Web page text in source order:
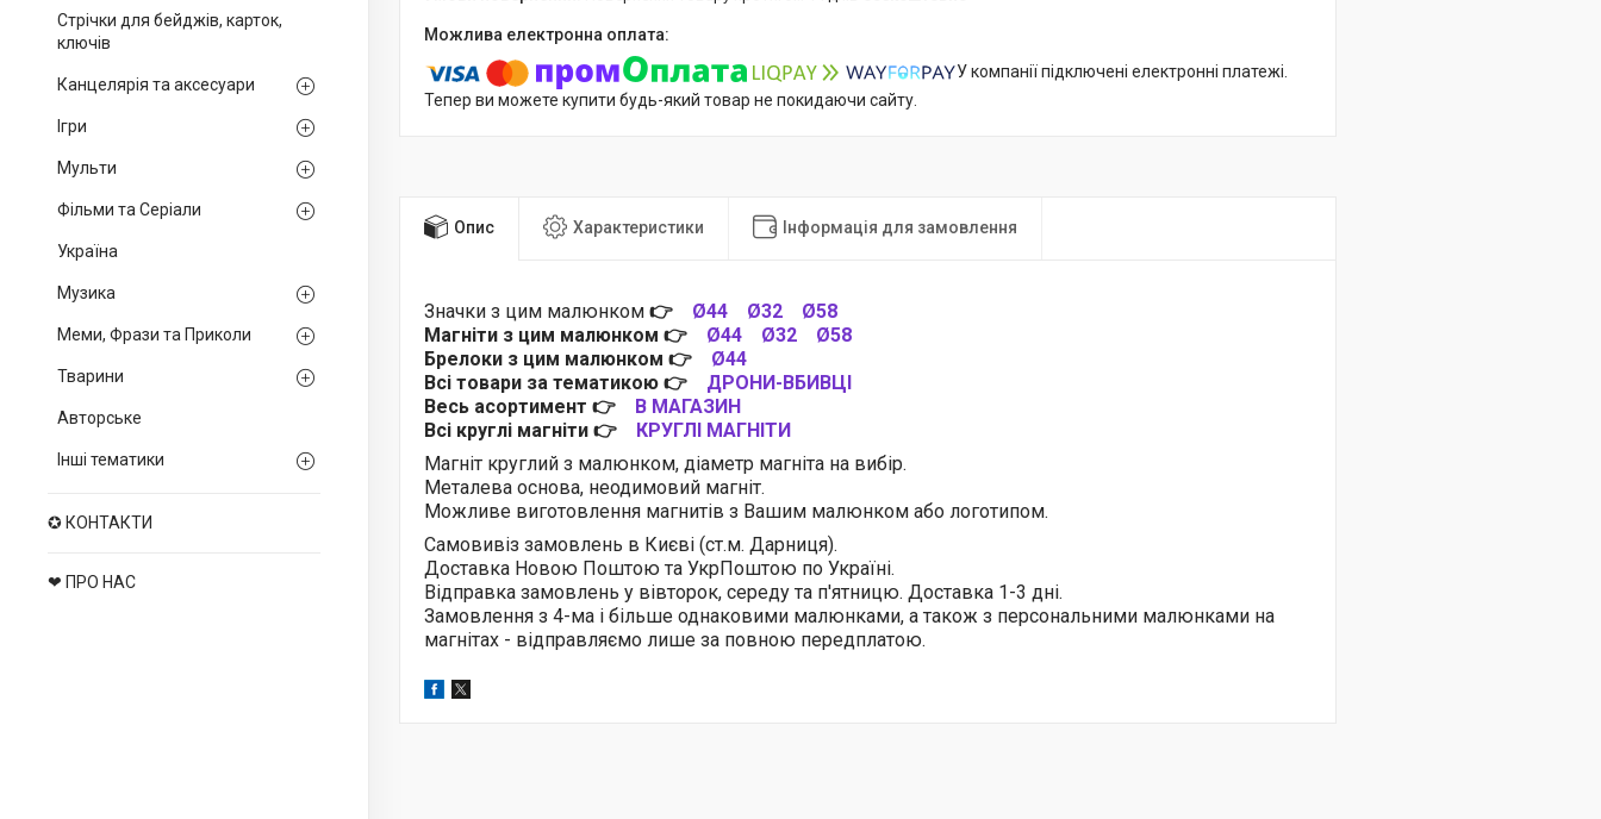
Стрічки для бейджів, карток,
ключів
Канцелярія та аксесуари
Ігри
Мульти
Фільми та Серіали
Україна
Музика
Меми, Фрази та Приколи
Тварини
Авторське
Інші тематики
✪ КОНТАКТИ
❤ ПРО НАС
У компанії підключені електронні платежі.
Тепер ви можете купити будь-який товар не покидаючи сайту.
Опис Характеристики Інформація для замовлення
Значки з цим малюнком 👉 Ø44 Ø32
Ø58
Магніти з цим малюнком 👉 Ø44 Ø32
Ø58
Брелоки з цим малюнком 👉 Ø44
Всі товари за тематикою 👉 ДРОНИ-ВБИВЦІ
Весь асортимент 👉
В МАГАЗИН
Всі круглі магніти 👉
КРУГЛІ МАГНІТИ
Магніт круглий з малюнком, діаметр магніта на вибір.
Металева основа, неодимовий магніт.
Можливе виготовлення магнитів з Вашим малюнком або логотипом.
Самовивіз замовлень в Києві (ст.м. Дарниця).
Доставка Новою Поштою та УкрПоштою по Україні.
Відправка замовлень у вівторок, середу та п'ятницю. Доставка 1-3 дні.
Замовлення з 4-ма і більше однаковими малюнками, а також з персональними малюнками на
магнітах - відправляємо лише за повною передплатою.